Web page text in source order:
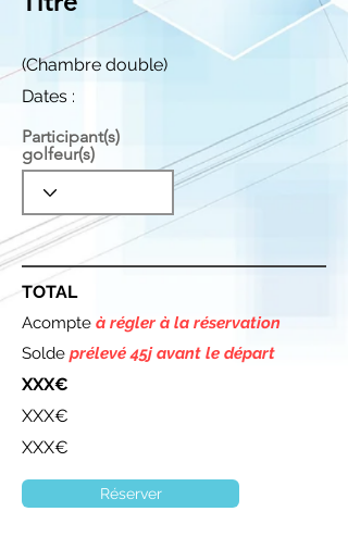
(Chambre double)
Dates :
Participant(s)
golfeur(s)
TOTAL
Acompte à régler à la réservation
Solde prélevé 45j avant le départ
XXX€
XXX€
XXX€
Réserver